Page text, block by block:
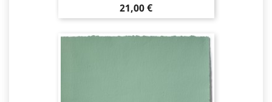
Hinta
21,00 €